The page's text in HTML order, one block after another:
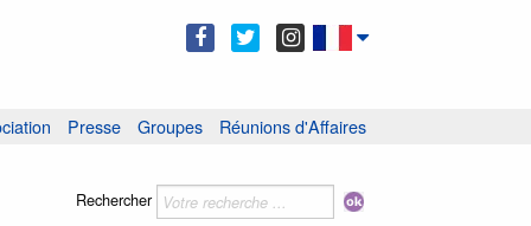
Réunions d'Affaires
Groupes
Presse
Rechercher